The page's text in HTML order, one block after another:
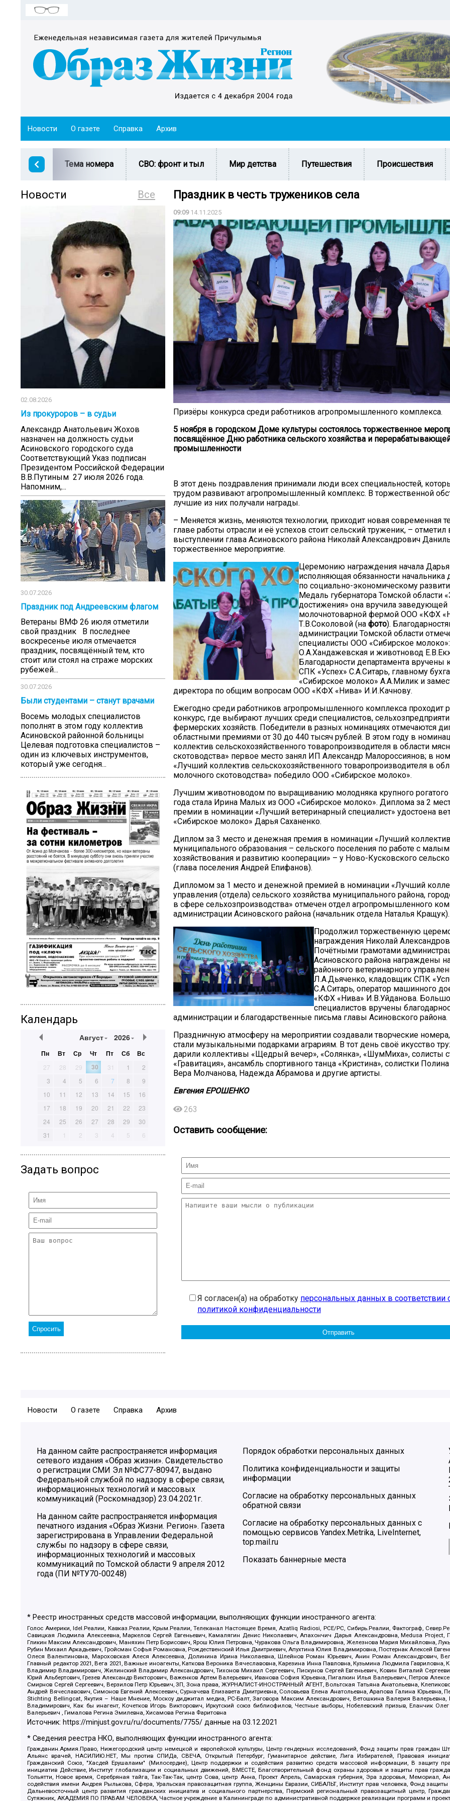
Новости О газете Справка Архив
Тема номера СВО: фронт и тыл Мир детства Путешествия Происшествия
Все
Новости
02.08.2026
Из прокуроров – в судьи
Александр Анатольевич Жохов
назначен на должность судьи
Асиновского городского суда
Соответствующий Указ подписан
Президентом Российской Федерации
В.В.Путиным 27 июля 2026 года.
Напомним,...
30.07.2026
Праздник под Андреевским флагом
Ветераны ВМФ 26 июля отметили
свой праздник В последнее
воскресенье июля отмечается
праздник, посвящённый тем, кто
стоит или стоял на страже морских
рубежей...
30.07.2026
Были студентами – станут врачами
Восемь молодых специалистов
пополнят в этом году коллектив
Асиновской районной больницы
Целевая подготовка специалистов –
один из ключевых инструментов,
который уже сегодня...
Календарь
Август 2026
Пн Вт Ср Чт Пт Сб Вс
27 28 29 30 31 1
2
3
4 5 6 7 8
9
10
11 12 13 14 15
16
17
18 19 20 21 22
23
24
25 26 27 28 29
30
31
1 2 3 4 5 6
Задать вопрос
Праздник в честь тружеников села
09:0914.11.2025
Призёры конкурса среди работников агропромышленного комплекса.
5 ноября в городском Доме культуры состоялось торжественное
посвящённое Дню работника сельского хозяйства и
промышленности
В этот день поздравления принимали люди всех специальностей,
трудом развивают агропромышленный комплекс. В торжественной
лучшие из них получали награды.
– Меняется жизнь, меняются технологии, приходит новая современная
главе работы отрасли и её успехов стоит сельский труженик, –
выступлении глава Асиновского района Николай Александрович
торжественное мероприятие.
Церемонию награждения начала Дарья
исполняющая обязанности начальника
по социально-экономическому
Медаль губернатора Томской области
достижения» она вручила заведующей
молочнотоварной фермой ООО «КФХ
Т.В.Соколовой (на фото).
администрации Томской области
специалисты ООО «Сибирское
О.А.Хандажевская и животновод
Благодарности департамента вручены
СПК «Успех» С.А.Ситарь, главному
«Сибирское молоко» А.А.Милик и
директора по общим вопросам ООО «КФХ «Нива» И.И.Качнову.
Ежегодно среди работников агропромышленного комплекса проходит
конкурс, где выбирают лучших среди специалистов,
фермерских хозяйств. Победители в разных номинациях отмечаются
областными премиями от 30 до 440 тысяч рублей. В этом году в
коллектив сельскохозяйственного товаропроизводителя в области
скотоводства» первое место занял ИП Александр Малороссиянов; в
«Лучший коллектив сельскохозяйственного товаропроизводителя в
молочного скотоводства» победило ООО «Сибирское молоко».
Лучшим животноводом по выращиванию молодняка крупного рогатого
года стала Ирина Малых из ООО «Сибирское молоко». Диплома за 2
премии в номинации «Лучший ветеринарный специалист» удостоена
«Сибирское молоко» Дарья Саханенко.
Диплом за 3 место и денежная премия в номинации «Лучший
муниципального образования – сельского поселения по работе с
хозяйствования и развитию кооперации» – у Ново-Кусковского
(глава поселения Андрей Епифанов).
Дипломом за 1 место и денежной премией в номинации «Лучший
управления (отдела) сельского хозяйства муниципального района,
в сфере сельхозпроизводства» отмечен отдел агропромышленного
администрации Асиновского района (начальник отдела Наталья Кращук).
Продолжил торжественную
награждения Николай
Почётными грамотами
Асиновского района награждены
районного ветеринарного
Л.А.Дьяченко, кладовщик СПК
С.А.Ситарь, оператор машинного
«КФХ «Нива» И.В.Уйданова.
специалистов вручены
администрации и благодарственные письма главы Асиновского района.
Праздничную атмосферу на мероприятии создавали творческие
стали музыкальными подарками аграриям. В тот день своё икусство
дарили коллективы «Щедрый вечер», «Солянка», «ШумМиха», солисты
«Гравитация», ансамбль спортивного танца «Кристина», солистки
Вера Молчанова, Надежда Абрамова и другие артисты.
Евгения ЕРОШЕНКО
263
Оставить сообщение:
Я согласен(а) на обработку персональных данных в соответствии
политикой конфиденциальности
Посмотреть...
Новости О газете Справка Архив
На данном сайте распространяется информация
сетевого издания «Образ жизни». Свидетельство
о регистрации СМИ Эл №ФС77-80947, выдано
Федеральной службой по надзору в сфере связи,
информационных технологий и массовых
коммуникаций (Роскомнадзор) 23.04.2021г.
На данном сайте распространяется информация
печатного издания «Образ Жизни. Регион». Газета
зарегистрирована в Управлении Федеральной
службы по надзору в сфере связи,
информационных технологий и массовых
коммуникаций по Томской области 9 апреля 2012
года (ПИ №ТУ70-00248)
Порядок обработки персональных данных
Политика конфиденциальности и защиты
информации
Согласие на обработку персональных данных
обратной связи
Согласие на обработку персональных данных с
помощью сервисов Yandex.Metrika, LiveInternet,
top.mail.ru
Показать баннерные места
* Реестр иностранных средств массовой информации, выполняющих функции иностранного агента:
Голос Америки, Idel.Реалии, Кавказ.Реалии, Крым.Реалии, Телеканал Настоящее Время, Azatliq Radiosi, PCE/PC, Сибирь.Реалии, Фактограф,
Савицкая Людмила Алексеевна, Маркелов Сергей Евгеньевич, Камалягин Денис Николаевич, Апахончич Дарья Александровна, Medusa
Гликин Максим Александрович, Маняхин Петр Борисович, Ярош Юлия Петровна, Чуракова Ольга Владимировна, Железнова Мария Михайловна,
Рубин Михаил Аркадьевич, Гройсман Софья Романовна, Рождественский Илья Дмитриевич, Апухтина Юлия Владимировна, Постернак Алексей
Олеся Валентиновна, Мароховская Алеся Алексеевна, Долинина Ирина Николаевна, Шлейнов Роман Юрьевич, Анин Роман Александрович,
Главный редактор 2021, Вега 2021, Важные иноагенты, Каткова Вероника Вячеславовна, Карезина Инна Павловна, Кузьмина Людмила
Владимир Владимирович, Жилинский Владимир Александрович, Тихонов Михаил Сергеевич, Пискунов Сергей Евгеньевич, Ковин Виталий
Юрий Альбертович, Грезев Александр Викторович, Важенков Артем Валерьевич, Иванова София Юрьевна, Пигалкин Илья Валерьевич, Петров
Смирнов Сергей Сергеевич, Верзилов Петр Юрьевич, ЗП, Зона права, ЖУРНАЛИСТ-ИНОСТРАННЫЙ АГЕНТ, Вольтская Татьяна Анатольевна,
Андрей Вячеславович, Симонов Евгений Алексеевич, Сурначева Елизавета Дмитриевна, Соловьева Елена Анатольевна, Арапова Галина
Stichting Bellingcat, Якутия – Наше Мнение, Москоу диджитал медиа, РС-Балт, Заговора Максим Александрович, Ветошкина Валерия
Владимирович, Как бы инагент, Кочетков Игорь Викторович, Иркутский союз библиофилов, Честные выборы, Нобелевский призыв, Еланчик
Валерьевич , Гималова Регина Эмилевна, Хисамова Регина Фаритовна
Источник: https://minjust.gov.ru/ru/documents/7755/ данные на03.12.2021
* Сведения реестра НКО, выполняющих функции иностранного агента:
Гражданин.Армия.Право, Нижегородский центр немецкой и европейской культуры, Центр гендерных исследований, Фонд защиты прав граждан
Альянс врачей, НАСИЛИЮ.НЕТ, Мы против СПИДа, СВЕЧА, Открытый Петербург, Гуманитарное действие, Лига Избирателей, Правовая
Гражданский Союз, "Хасдей Ерушалаим" (Милосердие), Центр поддержки и содействия развитию средств массовой информации, В защиту
инициатив Действие, Институт глобализации и социальных движений, ВМЕСТЕ, Благотворительный фонд охраны здоровья и защиты прав
Тольятти, Новое время, Серебряная тайга, Так-Так-Так, центр Сова, центр Анна, Проект Апрель, Самарская губерния, Эра здоровья, Мемориал,
содействия имени Андрея Рылькова, Сфера, Уральская правозащитная группа, Женщины Евразии, СИБАЛЬТ, Институт прав человека, Фонд защиты
Дальневосточный центр развития гражданских инициатив и социального партнерства, Пермский региональный правозащитный центр,
Сутяжник, АКАДЕМИЯ ПО ПРАВАМ ЧЕЛОВЕКА, Частное учреждение в Калининграде по административной поддержке реализации программ и